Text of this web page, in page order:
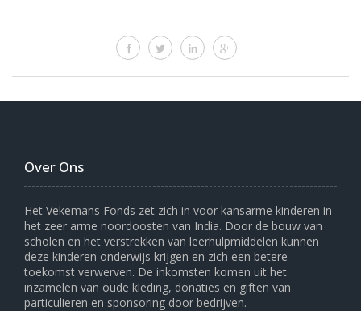
Over Ons
Het Vekemans Fonds zet zich in voor kansarme kinderen in
het zeer arme noordoosten van India. Door de bouw van
scholen en het verstrekken van leerhulpmiddelen kunnen
deze kinderen onderwijs krijgen en zich een betere
toekomst verwerven. De inkomsten komen uit het
inzamelen van oude kleding, donaties en giften van
particulieren en sponsoring door bedrijven.